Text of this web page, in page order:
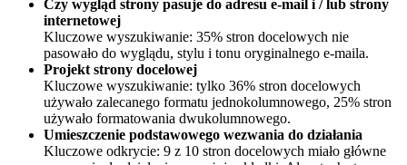
Czy wygląd strony pasuje do adresu e-mail i / lub strony
internetowej
Kluczowe wyszukiwanie: 35% stron docelowych nie
pasowało do wyglądu, stylu i tonu oryginalnego e-maila.
Projekt strony docelowej
Kluczowe wyszukiwanie: tylko 36% stron docelowych
używało zalecanego formatu jednokolumnowego, 25% stron
używało formatowania dwukolumnowego.
Umieszczenie podstawowego wezwania do działania
Kluczowe odkrycie: 9 z 10 stron docelowych miało główne